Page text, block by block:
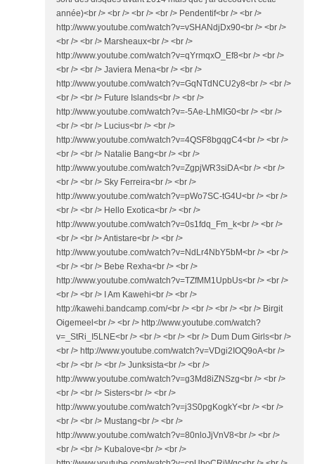
année)<br /> <br /> <br /> <br /> Pendentif<br /> <br />
http://www.youtube.com/watch?v=vSHANdjDx90<br /> <br />
<br /> <br /> Marsheaux<br /> <br />
http://www.youtube.com/watch?v=qYrmqxO_Ef8<br /> <br />
<br /> <br /> Javiera Mena<br /> <br />
http://www.youtube.com/watch?v=GqNTdNCU2y8<br /> <br />
<br /> <br /> Future Islands<br /> <br />
http://www.youtube.com/watch?v=-5Ae-LhMIG0<br /> <br />
<br /> <br /> Lucius<br /> <br />
http://www.youtube.com/watch?v=4QSF8bgqgC4<br /> <br />
<br /> <br /> Natalie Bang<br /> <br />
http://www.youtube.com/watch?v=ZgpjWR3siDA<br /> <br />
<br /> <br /> Sky Ferreira<br /> <br />
http://www.youtube.com/watch?v=pWo7SC-tG4U<br /> <br />
<br /> <br /> Hello Exotica<br /> <br />
http://www.youtube.com/watch?v=0s1fdq_Fm_k<br /> <br />
<br /> <br /> Antistare<br /> <br />
http://www.youtube.com/watch?v=NdLr4NbY5bM<br /> <br />
<br /> <br /> Bebe Rexha<br /> <br />
http://www.youtube.com/watch?v=TZfMM1UpbUs<br /> <br />
<br /> <br /> I Am Kawehi<br /> <br />
http://kawehi.bandcamp.com/<br /> <br /> <br /> <br /> Birgit
Oigemeel<br /> <br /> http://www.youtube.com/watch?
v=_StRi_I5LNE<br /> <br /> <br /> <br /> Dum Dum Girls<br />
<br /> http://www.youtube.com/watch?v=VDgi2IOQ9oA<br />
<br /> <br /> <br /> Junksista<br /> <br />
http://www.youtube.com/watch?v=g3Md8iZNSzg<br /> <br />
<br /> <br /> Sisters<br /> <br />
http://www.youtube.com/watch?v=j3S0pgKogkY<br /> <br />
<br /> <br /> Mustang<br /> <br />
http://www.youtube.com/watch?v=80nloJjVnV8<br /> <br />
<br /> <br /> Kubalove<br /> <br />